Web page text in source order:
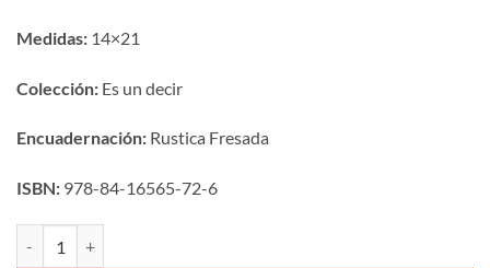
Medidas: 14×21
Colección: Es un decir
Encuadernación: Rustica Fresada
ISBN: 978-84-16565-72-6